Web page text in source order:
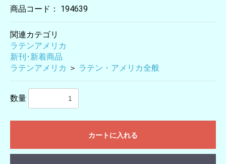
商品コード： 194639
関連カテゴリ
ラテンアメリカ
新刊･新着商品
ラテンアメリカ ＞ ラテン・アメリカ全般
数量
カートに入れる